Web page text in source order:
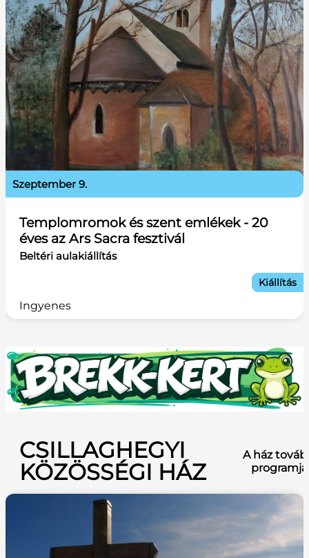
Templomromok és szent emlékek - 20
éves az Ars Sacra fesztivál
Beltéri aulakiállítás
szeptember 9.
Ingyenes
Kiállítás
CSILLAGHEGYI
KÖZÖSSÉGI HÁZ
A ház